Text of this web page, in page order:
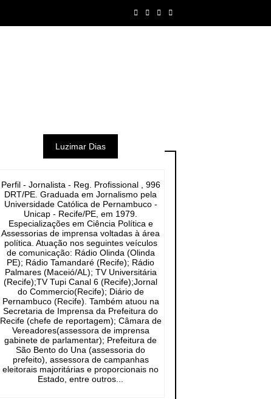
Luzimar Dias
Perfil - Jornalista - Reg. Profissional , 996
DRT/PE. Graduada em Jornalismo pela
Universidade Católica de Pernambuco -
Unicap - Recife/PE, em 1979.
Especializações em Ciência Política e
Assessorias de imprensa voltadas à área
política. Atuação nos seguintes veículos
de comunicação: Rádio Olinda (Olinda
PE); Rádio Tamandaré (Recife); Rádio
Palmares (Maceió/AL); TV Universitária
(Recife);TV Tupi Canal 6 (Recife);Jornal
do Commercio(Recife); Diário de
Pernambuco (Recife). Também atuou na
Secretaria de Imprensa da Prefeitura do
Recife (chefe de reportagem); Câmara de
Vereadores(assessora de imprensa
gabinete de parlamentar); Prefeitura de
São Bento do Una (assessoria do
prefeito), assessora de campanhas
eleitorais majoritárias e proporcionais no
Estado, entre outros...